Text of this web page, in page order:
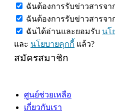
ฉันต้องการรับข่าวสารจา
ฉันต้องการรับข่าวสารจา
ฉันได้อ่านและยอมรับ นโ
และ นโยบายคุกกี้ แล้ว?
สมัครสมาชิก
ศูนย์ช่วยเหลือ
เกี่ยวกับเรา